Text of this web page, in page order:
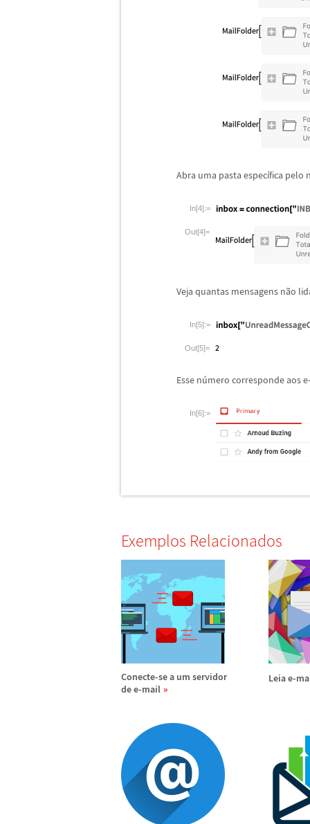
Abra uma pasta específica pelo
In[4]:=
Out[4]=
Veja quantas mensagens não
In[5]:=
Out[5]=
Esse número corresponde aos
In[6]:=
Exemplos Relacionados
Conecte-se a um servidor
de e-mail
Leia e-